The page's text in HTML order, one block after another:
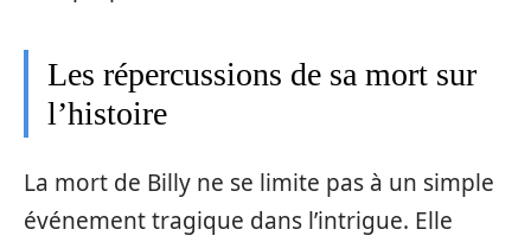
Les répercussions de sa mort sur
l’histoire
La mort de Billy ne se limite pas à un simple
événement tragique dans l’intrigue. Elle